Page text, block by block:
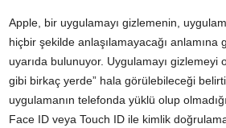
Apple, bir uygulamayı gizlemenin,
hiçbir şekilde anlaşılamayacağı
uyarıda bulunuyor. Uygulamayı gizlemeyi
gibi birkaç yerde” hala görülebileceği
uygulamanın telefonda yüklü olup
Face ID veya Touch ID ile kimlik